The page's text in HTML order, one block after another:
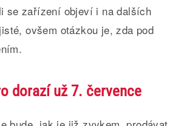
se zařízení objeví i na dalších
ovšem otázkou je, zda pod
dorazí už 7. července